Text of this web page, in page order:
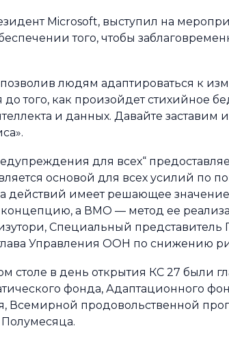
Microsoft, выступил на
того, чтобы
людям адаптироваться к
того, как произойдет стихийное
и данных. Давайте заставим
для всех“
основой для всех усилий по
действий имеет решающее
а ВМО — метод ее
Специальный представитель
Управления ООН по снижению
столе в день открытия КС 27
фонда, Адаптационного
Всемирной продовольственной